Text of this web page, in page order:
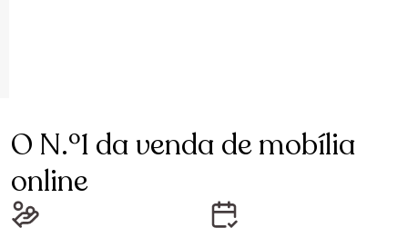
O N.º1 da venda de mobília
online